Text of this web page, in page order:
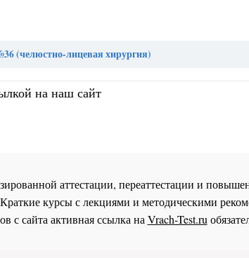
(челюстно-лицевая хирургия)
на наш сайт
аттестации, переаттестации и
курсы с лекциями и методическими
с сайта активная ссылка на Vrach-Test.ru